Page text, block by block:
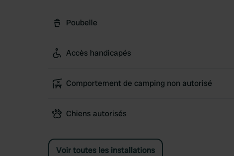
Poubelle
Accès handicapés
Comportement de camping non autorisé
Chiens autorisés
Voir toutes les installations